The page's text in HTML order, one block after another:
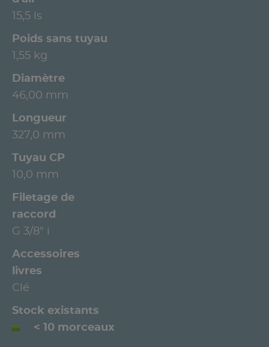
15,5 ls
Poids sans tuyau
1,55 kg
Diamètre
46,00 mm
Longueur
327,0 mm
Tuyau CP
10,0 mm
Filetage de
raccord
G 3/8" i
Accessoires
livres
Clé
Stock existants
< 10 morceaux